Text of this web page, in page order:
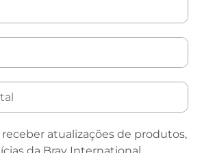
atualizações de produtos,